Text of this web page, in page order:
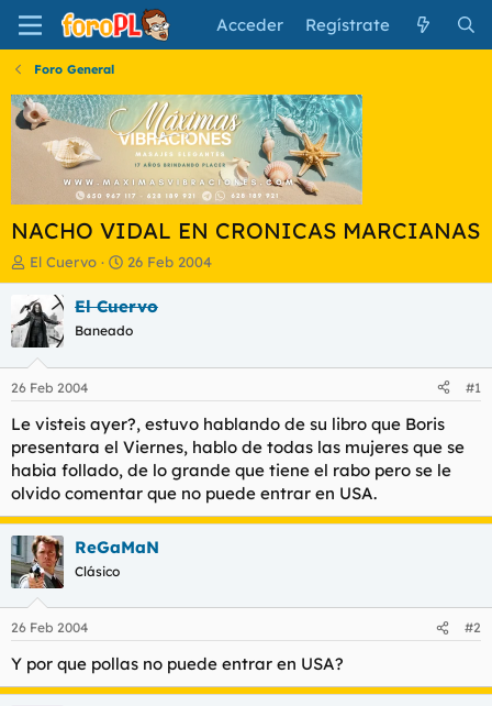
Acceder Regístrate
Foro General
NACHO VIDAL EN CRONICAS MARCIANAS
I
n
i
c
i
a
d
o
r
e
l
t
e
m
a
El Cuervo
F
e
c
a
i
n
c
i
o
26 Feb 2004
El Cuervo
Baneado
26 Feb 2004 #1
Le visteis ayer?, estuvo hablando de su libro que Boris
presentara el Viernes, hablo de todas las mujeres que se
habia follado, de lo grande que tiene el rabo pero se le
olvido comentar que no puede entrar en USA.
ReGaMaN
Clásico
26 Feb 2004 #2
Y por que pollas no puede entrar en USA?